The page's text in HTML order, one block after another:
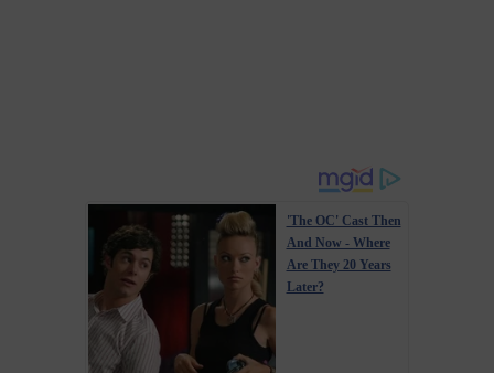
'The OC' Cast Then
And Now - Where
Are They 20 Years
Later?